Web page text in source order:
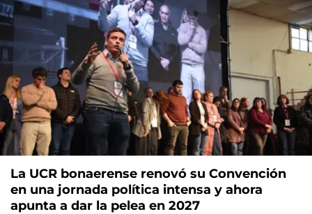
La UCR bonaerense renovó su Convención
en una jornada política intensa y ahora
apunta a dar la pelea en 2027